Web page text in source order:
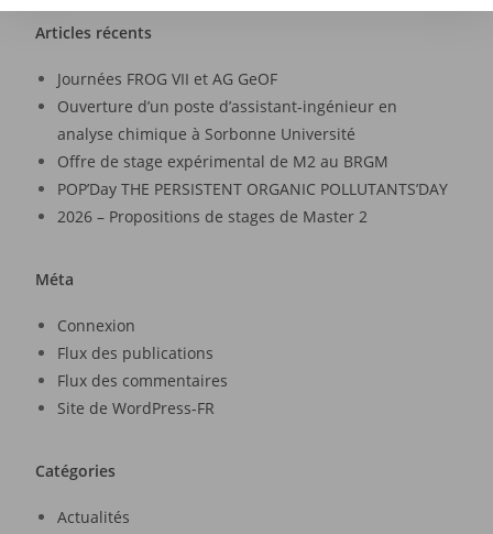
Articles récents
Journées FROG VII et AG GeOF
Ouverture d’un poste d’assistant-ingénieur en
analyse chimique à Sorbonne Université
Offre de stage expérimental de M2 au BRGM
POP’Day THE PERSISTENT ORGANIC POLLUTANTS’DAY
2026 – Propositions de stages de Master 2
Méta
Connexion
Flux des publications
Flux des commentaires
Site de WordPress-FR
Catégories
Actualités